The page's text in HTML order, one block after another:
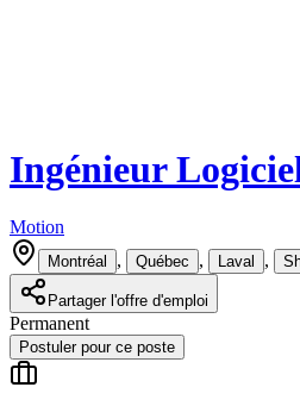
Ingénieur
Motion
Montréal , Québec , Laval ,
Partager l'offre d'emploi
Permanent
Postuler pour ce poste